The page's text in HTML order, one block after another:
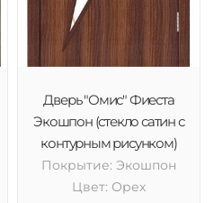
Дверь "Омис" Фиеста
Экошпон (стекло сатин с
контурным рисунком)
Покрытие: Экошпон
Цвет: Орех